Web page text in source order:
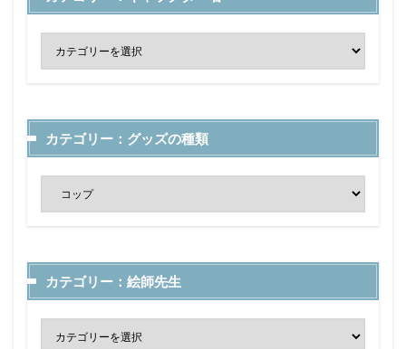
カテゴリー：グッズの種類
カテゴリー：絵師先生